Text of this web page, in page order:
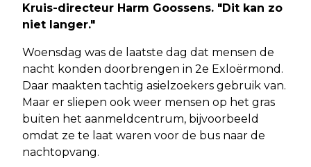
Kruis-directeur Harm Goossens. "Dit kan zo
niet langer."
Woensdag was de laatste dag dat mensen de
nacht konden doorbrengen in 2e Exloërmond.
Daar maakten tachtig asielzoekers gebruik van.
Maar er sliepen ook weer mensen op het gras
buiten het aanmeldcentrum, bijvoorbeeld
omdat ze te laat waren voor de bus naar de
nachtopvang.